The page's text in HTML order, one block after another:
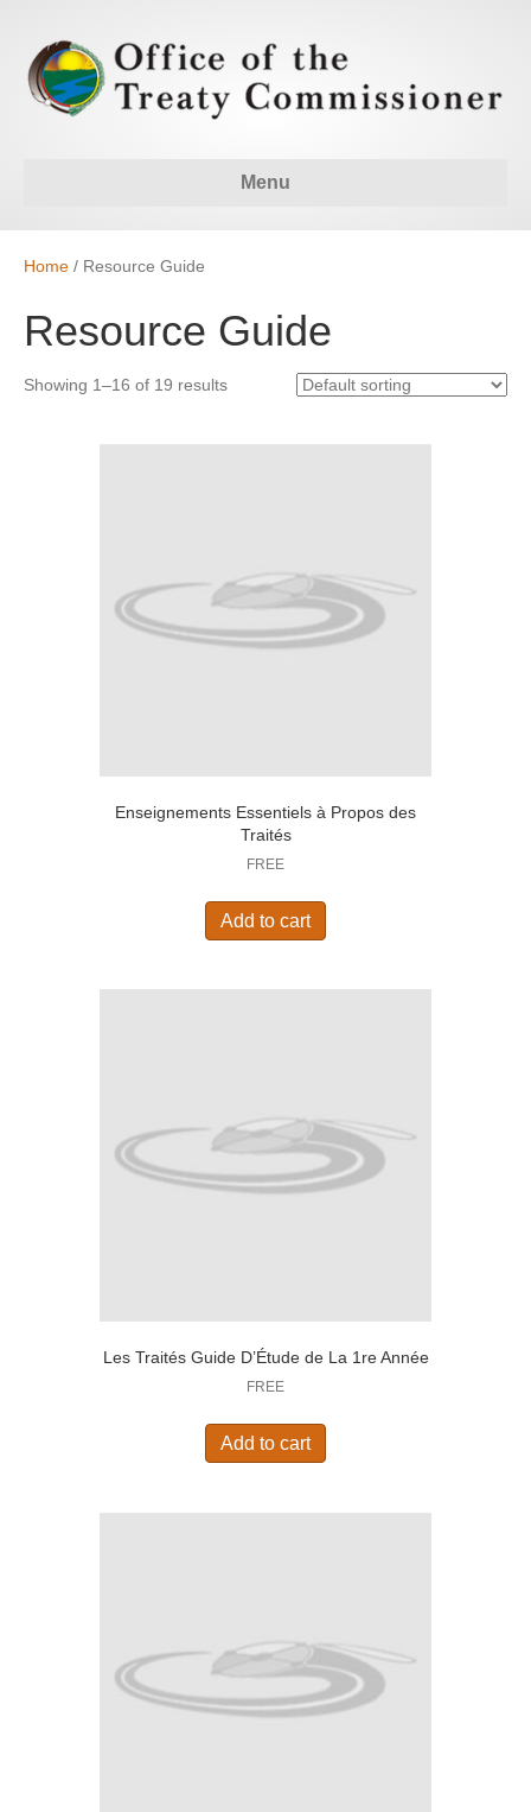
Menu
Home / Resource Guide
Resource Guide
Showing 1–16 of 19 results
Enseignements Essentiels à Propos des
Traités
FREE
Add to cart
Les Traités Guide D’Étude de La 1re Année
FREE
Add to cart